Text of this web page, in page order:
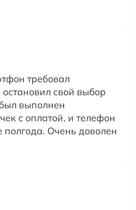
требовал
свой выбор
выполнен
с оплатой, и телефон
Очень доволен